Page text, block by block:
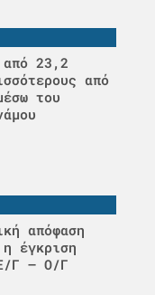
23,2
από
του
απόφαση
έγκριση
Γ – Ο/Γ